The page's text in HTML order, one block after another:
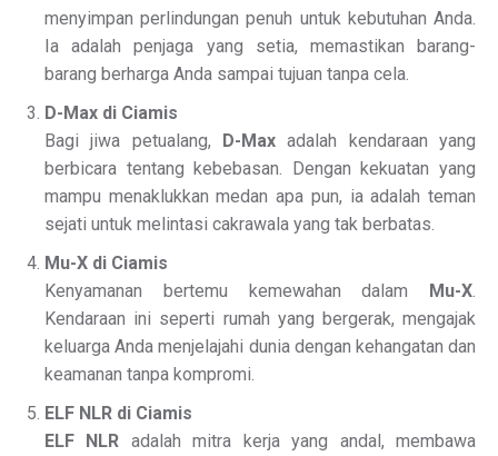
menyimpan perlindungan penuh untuk kebutuhan Anda.
Ia adalah penjaga yang setia, memastikan barang-
barang berharga Anda sampai tujuan tanpa cela.
D-Max di Ciamis
Bagi jiwa petualang, D-Max adalah kendaraan yang
berbicara tentang kebebasan. Dengan kekuatan yang
mampu menaklukkan medan apa pun, ia adalah teman
sejati untuk melintasi cakrawala yang tak berbatas.
Mu-X di Ciamis
Kenyamanan bertemu kemewahan dalam Mu-X.
Kendaraan ini seperti rumah yang bergerak, mengajak
keluarga Anda menjelajahi dunia dengan kehangatan dan
keamanan tanpa kompromi.
ELF NLR di Ciamis
ELF NLR adalah mitra kerja yang andal, membawa